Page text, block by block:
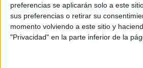
preferencias se aplicarán solo a este
sus preferencias o retirar su
momento volviendo a este sitio y
"Privacidad" en la parte inferior de la
Notas de corte